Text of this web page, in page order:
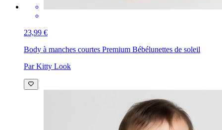
23,99 €
Body à manches courtes Premium Bébélunettes de soleil
Par Kitty Look